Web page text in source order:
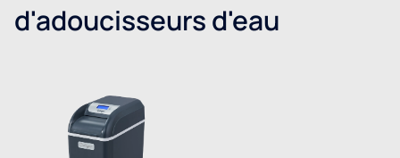
d'adoucisseurs d'eau